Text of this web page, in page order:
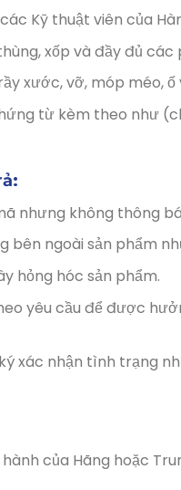
Kỹ thuật viên của
xốp và đầy đủ
xước, vỡ, móp méo, ố
từ kèm theo như
nhưng không thông
ngoài sản phẩm
hỏng hóc sản phẩm.
yêu cầu để được
xác nhận tình trạng
của Hãng hoặc